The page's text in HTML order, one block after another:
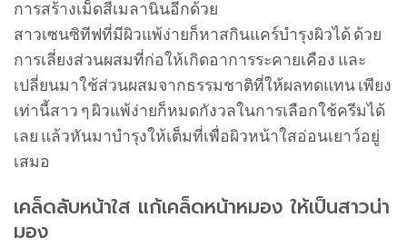
การสร้างเม็ดสีเมลานินอีกด้วย
สาวเซนซิทีฟที่มีผิวแพ้ง่ายก็หาสกินแคร์บำรุงผิวได้ ด้วย
การเลี่ยงส่วนผสมที่ก่อให้เกิดอาการระคายเคือง และ
เปลี่ยนมาใช้ส่วนผสมจากธรรมชาติที่ให้ผลทดแทน เพียง
เท่านี้สาว ๆ ผิวแพ้ง่ายก็หมดกังวลในการเลือกใช้ครีมได้
เลย แล้วหันมาบำรุงให้เต็มที่เพื่อผิวหน้าใสอ่อนเยาว์อยู่
เสมอ
เคล็ดลับหน้าใส แก้เคล็ดหน้าหมอง ให้เป็นสาวน่า
มอง